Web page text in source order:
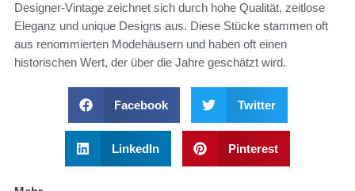
Designer-Vintage zeichnet sich durch hohe Qualität, zeitlose
Eleganz und unique Designs aus. Diese Stücke stammen oft
aus renommierten Modehäusern und haben oft einen
historischen Wert, der über die Jahre geschätzt wird.
Facebook Twitter
LinkedIn Pinterest